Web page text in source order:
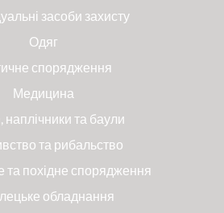
засоби захисту
Одяг
спорядження
Медицина
наплічники та баули
та рибальство
та похідне спорядження
обладнання